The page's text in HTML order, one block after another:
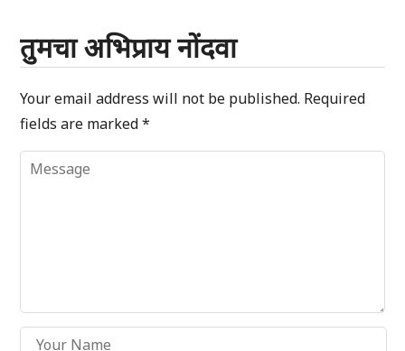
तुमचा अभिप्राय नोंदवा
Your email address will not be published. Required
fields are marked*